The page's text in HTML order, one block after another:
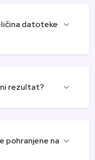
datoteke
rezultat?
pohranjene na